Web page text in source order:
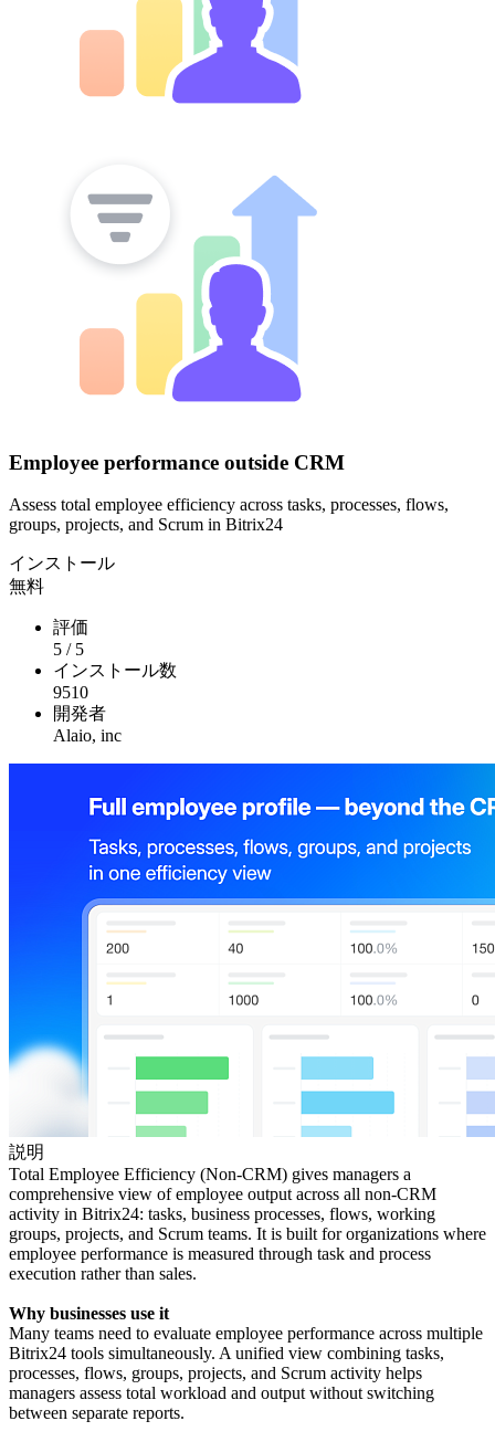
Employee performance outside CRM
Assess total employee efficiency across tasks, processes, flows,
groups, projects, and Scrum in Bitrix24
インストール
無料
評価
5 / 5
インストール数
9510
開発者
Alaio, inc
説明
Total Employee Efficiency (Non-CRM) gives managers a
comprehensive view of employee output across all non-CRM
activity in Bitrix24: tasks, business processes, flows, working
groups, projects, and Scrum teams. It is built for organizations where
employee performance is measured through task and process
execution rather than sales.
Why businesses use it
Many teams need to evaluate employee performance across multiple
Bitrix24 tools simultaneously. A unified view combining tasks,
processes, flows, groups, projects, and Scrum activity helps
managers assess total workload and output without switching
between separate reports.